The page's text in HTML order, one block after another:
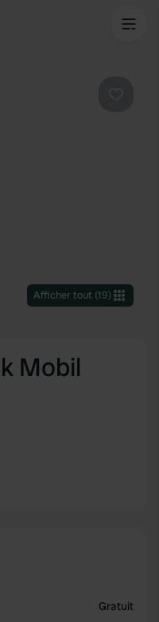
Afficher tout(19)
Mobil
Gratuit